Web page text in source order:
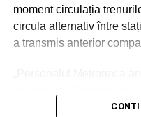
moment circulația
circula alternativ între
a transmis anterior
abilitate împreună cu